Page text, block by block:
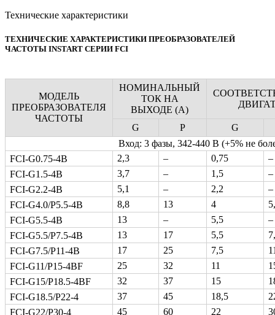
Технические характеристики
ТЕХНИЧЕСКИЕ ХАРАКТЕРИСТИКИ ПРЕОБРАЗОВАТЕЛЕЙ
ЧАСТОТЫ INSTART СЕРИИ FCI
МОДЕЛЬ
ПРЕОБРАЗОВАТЕЛЯ
ЧАСТОТЫ
НОМИНАЛЬНЫЙ
ТОК НА
ВЫХОДЕ (А)
G P
G
Вход: 3 фазы, 342-440 В (+5% не
FCI-G0.75-4B
2,3 – 0,75
–
FCI-G1.5-4B
3,7 – 1,5
–
FCI-G2.2-4B
5,1 – 2,2
–
FCI-G4.0/P5.5-4B
8,8 13 4
FCI-G5.5-4B
13 – 5,5
–
FCI-G5.5/P7.5-4B
13 17 5,5
FCI-G7.5/P11-4B
17 25 7,5
FCI-G11/P15-4BF
25 32 11
FCI-G15/P18.5-4BF
32 37 15
FCI-G18.5/P22-4
37 45 18,5
FCI-G22/P30-4
45 60 22